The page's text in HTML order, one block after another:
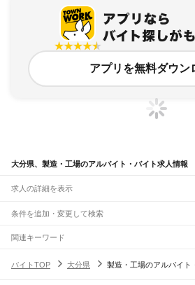
アプリを無料ダウン
大分県、製造・工場のアルバイト・バイト求人情報
求人の詳細を表示
条件を追加・変更して検索
市区町村を追加・変更
大分県すべて
駅を追加・変更
関連キーワード
大分県 製造・工場 大分駅近く大分県 自動車製造
バイトTOP 大分県 製造・工場のアルバイト